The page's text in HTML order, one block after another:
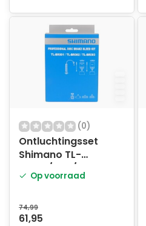
(0)
Ontluchtingsset
Shimano TL-
BR001/002/003 voor
hydraulische
Op voorraad
74,99
61,95